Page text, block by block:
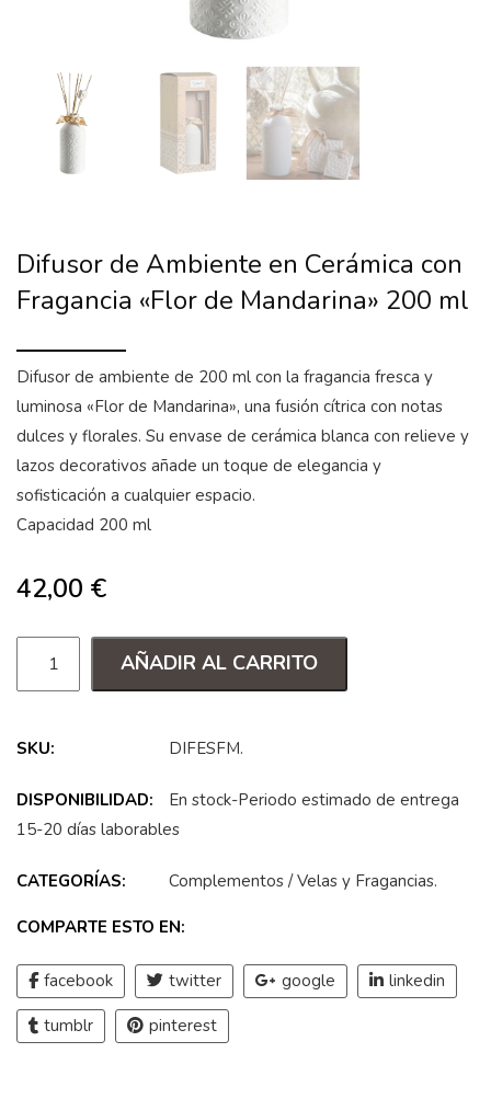
Difusor de Ambiente en Cerámica con
Fragancia «Flor de Mandarina» 200 ml
Difusor de ambiente de 200 ml con la fragancia fresca y
luminosa «Flor de Mandarina», una fusión cítrica con notas
dulces y florales. Su envase de cerámica blanca con relieve y
lazos decorativos añade un toque de elegancia y
sofisticación a cualquier espacio.
Capacidad 200 ml
42,00 €
AÑADIR AL CARRITO
SKU: DIFESFM.
DISPONIBILIDAD:
En stock-Periodo estimado de entrega
15-20 días laborables
CATEGORÍAS: Complementos /Velas y Fragancias.
COMPARTE ESTO EN:
facebook twitter google linkedin
tumblr pinterest